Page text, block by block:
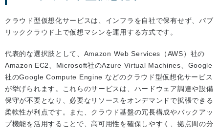
クラウド型仮想化サービスは、インフラを自社で保有せず、パブ
リッククラウド上で仮想マシンを運用する方式です。
代表的な選択肢として、Amazon Web Services（AWS）社の
Amazon EC2、Microsoft社のAzure Virtual Machines、Google
社のGoogle Compute Engine などのクラウド型仮想化サービス
が挙げられます。これらのサービスは、ハードウェア調達や設備
保守が不要となり、必要なリソースをオンデマンドで拡張できる
柔軟性が利点です。また、クラウド基盤の冗長構成やバックアッ
プ機能を活用することで、高可用性を確保しやすく、拠点間の分